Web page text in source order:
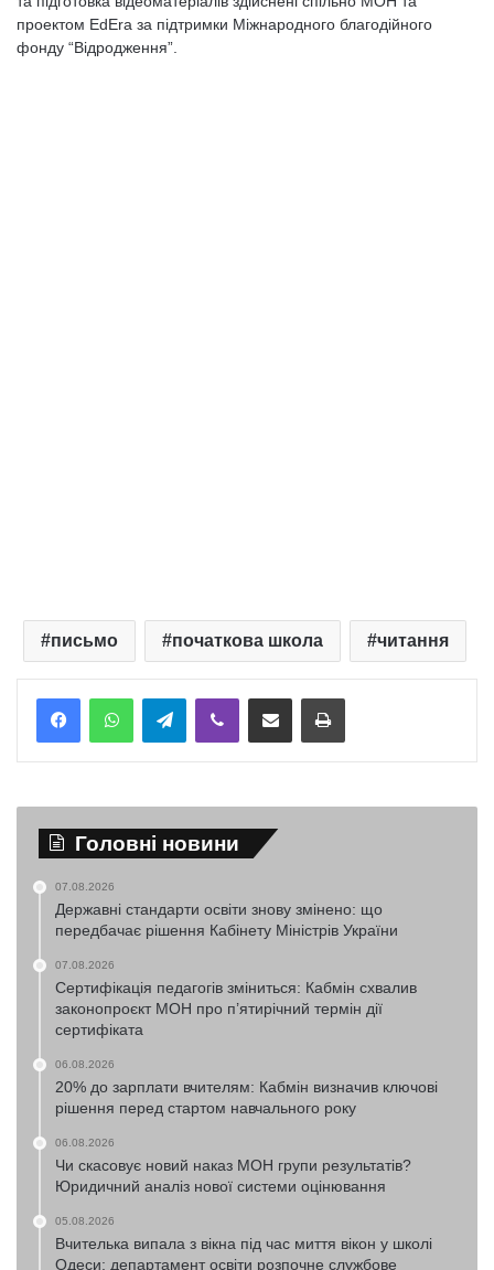
проектом EdEra за підтримки Міжнародного благодійного
фонду “Відродження”.
письмо початкова школа читання
TelegramViber Надіслати електронною поштоюНадрукувати
Головні новини
07.08.2026
Державні стандарти освіти знову змінено: що
передбачає рішення Кабінету Міністрів України
07.08.2026
Сертифікація педагогів зміниться: Кабмін схвалив
законопроєкт МОН про п’ятирічний термін дії
сертифіката
06.08.2026
20% до зарплати вчителям: Кабмін визначив ключові
рішення перед стартом навчального року
06.08.2026
Чи скасовує новий наказ МОН групи результатів?
Юридичний аналіз нової системи оцінювання
05.08.2026
Вчителька випала з вікна під час миття вікон у школі
Одеси: департамент освіти розпочне службове